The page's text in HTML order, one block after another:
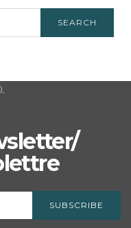
SEARCH
SUBSCRIBE